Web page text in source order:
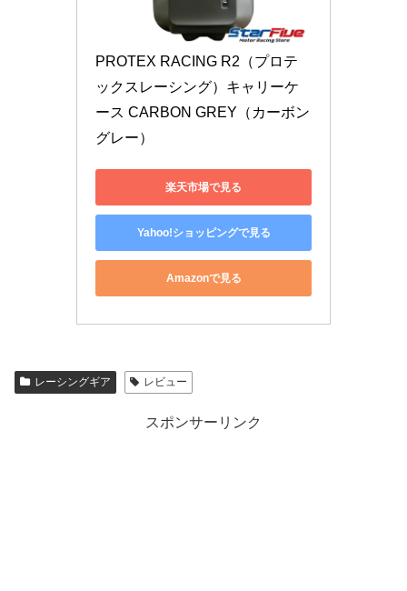
PROTEX RACING R2（プロテ
ックスレーシング）キャリーケ
ース CARBON GREY（カーボン
グレー）
楽天市場で見る
Yahoo!ショッピングで見る
Amazonで見る
レーシングギア レビュー
スポンサーリンク